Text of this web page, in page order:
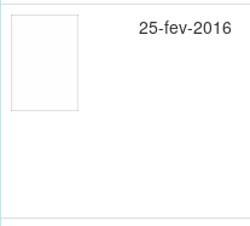
25-fev-2016